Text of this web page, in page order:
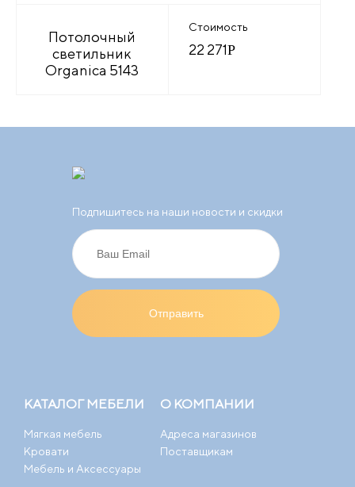
Потолочный
светильник
Organica 5143
Стоимость
22 271Р
Подпишитесь на наши новости и скидки
КАТАЛОГ МЕБЕЛИ
Мягкая мебель
Кровати
Мебель и Аксессуары
О КОМПАНИИ
Адреса магазинов
Поставщикам